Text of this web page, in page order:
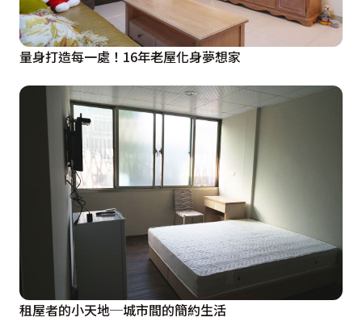
量身打造每一處！16年老屋化身夢想家
租屋者的小天地─城市間的簡約生活